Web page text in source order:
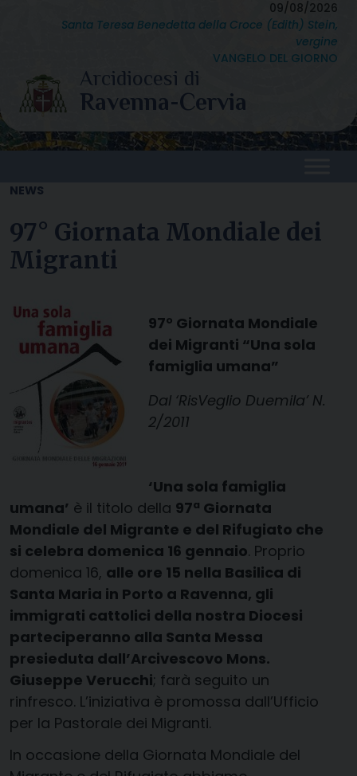
09/08/2026
Santa Teresa Benedetta della Croce (Edith) Stein,
vergine
VANGELO DEL GIORNO
NEWS
97° Giornata Mondiale dei
Migranti
97° Giornata Mondiale
dei Migranti “Una sola
famiglia umana”
Dal ‘RisVeglio Duemila’ N.
2/2011
‘Una sola famiglia
umana’ è il titolo della 97ª Giornata
Mondiale del Migrante e del Rifugiato che
si celebra domenica 16 gennaio. Proprio
domenica 16, alle ore 15 nella Basilica di
Santa Maria in Porto a Ravenna, gli
immigrati cattolici della nostra Diocesi
parteciperanno alla Santa Messa
presieduta dall’Arcivescovo Mons.
Giuseppe Verucchi; farà seguito un
rinfresco. L’iniziativa è promossa dall’Ufficio
per la Pastorale dei Migranti.
In occasione della Giornata Mondiale del